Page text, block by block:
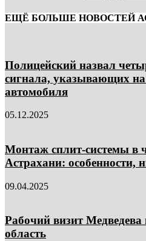
ЕЩЁ БОЛЬШЕ НОВОСТЕЙ
Полицейский назвал
сигнала, указывающих на
автомобиля
05.12.2025
Монтаж сплит-системы в
Астрахани: особенности,
09.04.2025
Рабочий визит
область